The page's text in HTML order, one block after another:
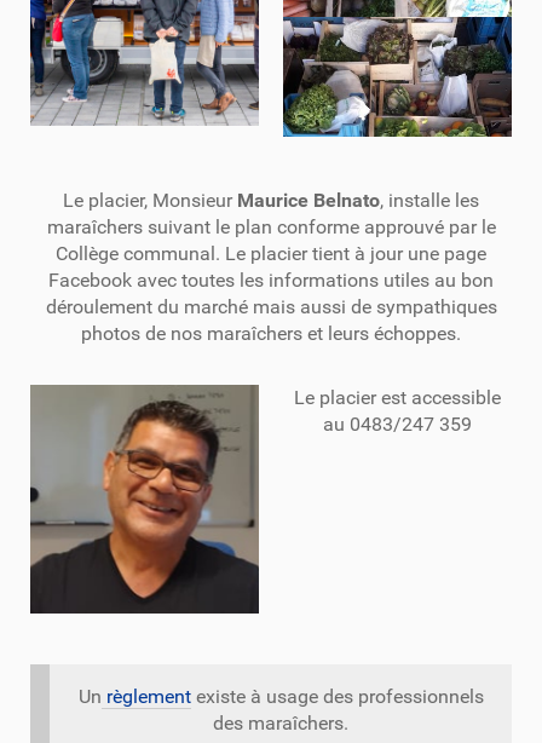
Le placier, Monsieur Maurice Belnato, installe les
maraîchers suivant le plan conforme approuvé par le
Collège communal. Le placier tient à jour une page
Facebook avec toutes les informations utiles au bon
déroulement du marché mais aussi de sympathiques
photos de nos maraîchers et leurs échoppes.
Le placier est accessible
au 0483/247 359
Un règlementexiste à usage des professionnels
des maraîchers.